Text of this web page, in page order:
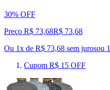
30% OFF
Preço R$ 73,68R$ 73,68
Ou 1x de R$ 73,68 sem jurosou 1
Cupom R$ 15 OFF